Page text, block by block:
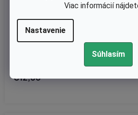
Viac informácií
Nastavenie
Súhlasím
Ložisko piestneho čapu Oleo-Mac 938,
€12,60